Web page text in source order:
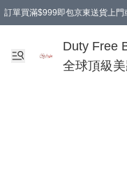
訂單買滿$999即包京東送貨上門
Duty Free
全球頂級